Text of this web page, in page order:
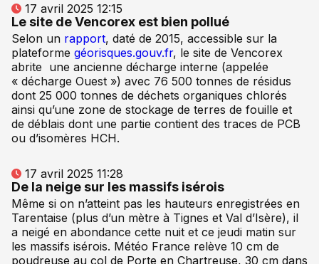
17 avril 2025 12:15
Le site de Vencorex est bien pollué
Selon un rapport, daté de 2015, accessible sur la
plateforme géorisques.gouv.fr, le site de Vencorex
abrite une ancienne décharge interne (appelée
« décharge Ouest ») avec 76 500 tonnes de résidus
dont 25 000 tonnes de déchets organiques chlorés
ainsi qu’une zone de stockage de terres de fouille et
de déblais dont une partie contient des traces de PCB
ou d’isomères HCH.
17 avril 2025 11:28
De la neige sur les massifs isérois
Même si on n’atteint pas les hauteurs enregistrées en
Tarentaise (plus d’un mètre à Tignes et Val d’Isère), il
a neigé en abondance cette nuit et ce jeudi matin sur
les massifs isérois. Météo France relève 10 cm de
poudreuse au col de Porte en Chartreuse, 30 cm dans